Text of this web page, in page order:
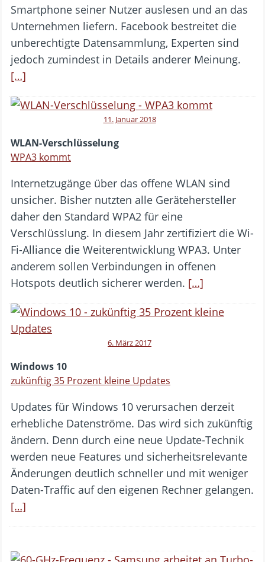
Smartphone seiner Nutzer auslesen und an das
Unternehmen liefern. Facebook bestreitet die
unberechtigte Datensammlung, Experten sind
jedoch zumindest in Details anderer Meinung.
[…]
11. Januar 2018
WLAN-Verschlüsselung
WPA3 kommt
Internetzugänge über das offene WLAN sind
unsicher. Bisher nutzten alle Gerätehersteller
daher den Standard WPA2 für eine
Verschlüsslung. In diesem Jahr zertifiziert die Wi-
Fi-Alliance die Weiterentwicklung WPA3. Unter
anderem sollen Verbindungen in offenen
Hotspots deutlich sicherer werden. […]
6. März 2017
Windows 10
zukünftig 35 Prozent kleine Updates
Updates für Windows 10 verursachen derzeit
erhebliche Datenströme. Das wird sich zukünftig
ändern. Denn durch eine neue Update-Technik
werden neue Features und sicherheitsrelevante
Änderungen deutlich schneller und mit weniger
Daten-Traffic auf den eigenen Rechner gelangen.
[…]